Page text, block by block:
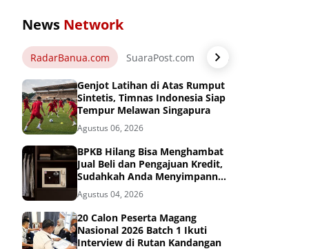
News Network
RadarBanua.com SuaraPost.com NarasiNews.com
Genjot Latihan di Atas Rumput
Sintetis, Timnas Indonesia Siap
Tempur Melawan Singapura
Agustus 06, 2026
BPKB Hilang Bisa Menghambat
Jual Beli dan Pengajuan Kredit,
Sudahkah Anda Menyimpannya
di Brankas BPKB?
Agustus 04, 2026
20 Calon Peserta Magang
Nasional 2026 Batch 1 Ikuti
Interview di Rutan Kandangan